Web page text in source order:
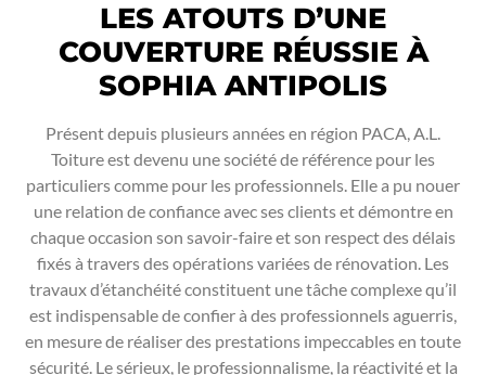
LES ATOUTS D’UNE
COUVERTURE RÉUSSIE À
SOPHIA ANTIPOLIS
Présent depuis plusieurs années en région PACA, A.L.
Toiture est devenu une société de référence pour les
particuliers comme pour les professionnels. Elle a pu nouer
une relation de confiance avec ses clients et démontre en
chaque occasion son savoir-faire et son respect des délais
fixés à travers des opérations variées de rénovation. Les
travaux d’étanchéité constituent une tâche complexe qu’il
est indispensable de confier à des professionnels aguerris,
en mesure de réaliser des prestations impeccables en toute
sécurité. Le sérieux, le professionnalisme, la réactivité et la